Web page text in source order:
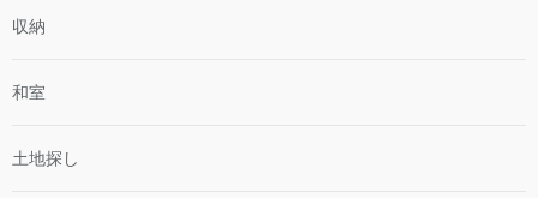
収納
和室
土地探し